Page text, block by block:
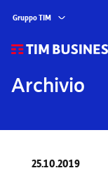
Gruppo TIM
Archivio
25.10.2019